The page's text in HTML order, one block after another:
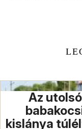
Az
kislánya